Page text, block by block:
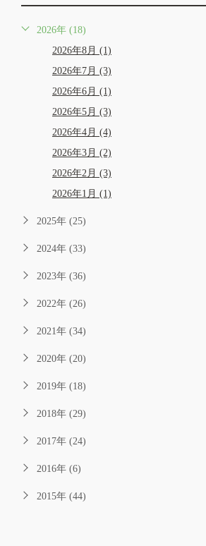
2026年 (18)
2026年8月 (1)
2026年7月 (3)
2026年6月 (1)
2026年5月 (3)
2026年4月 (4)
2026年3月 (2)
2026年2月 (3)
2026年1月 (1)
2025年 (25)
2024年 (33)
2023年 (36)
2022年 (26)
2021年 (34)
2020年 (20)
2019年 (18)
2018年 (29)
2017年 (24)
2016年 (6)
2015年 (44)